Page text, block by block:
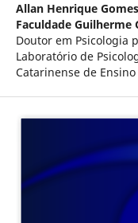
Allan Henrique
Faculdade Guilherme
Doutor em Psicologia
Laboratório de
Catarinense de